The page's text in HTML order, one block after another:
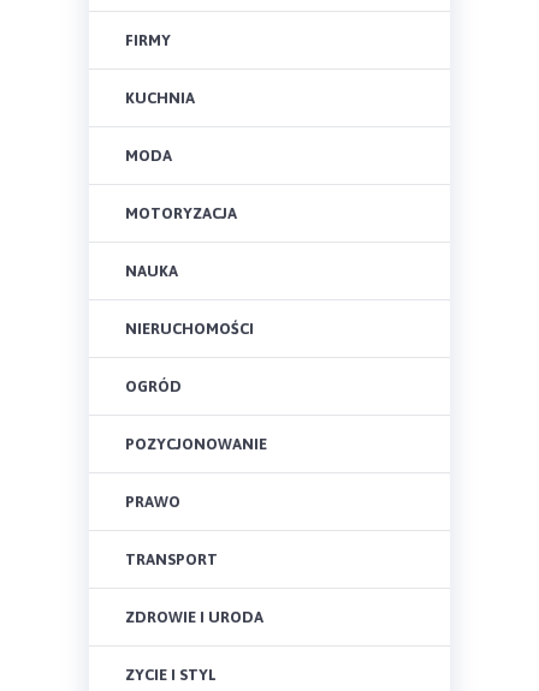
FIRMY
KUCHNIA
MODA
MOTORYZACJA
NAUKA
NIERUCHOMOŚCI
OGRÓD
POZYCJONOWANIE
PRAWO
TRANSPORT
ZDROWIE I URODA
ZYCIE I STYL